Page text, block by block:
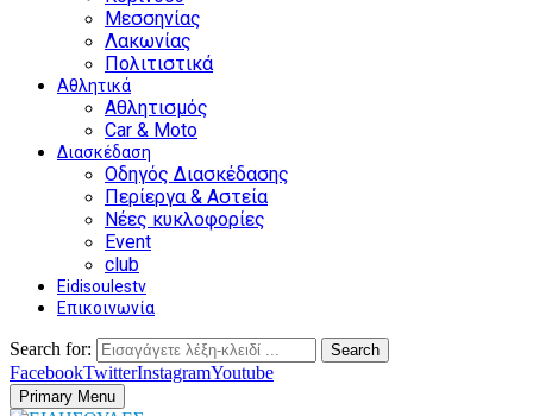
Μεσσηνίας
Λακωνίας
Πολιτιστικά
Αθλητικά
Αθλητισμός
Car & Moto
Διασκέδαση
Οδηγός Διασκέδασης
Περίεργα & Αστεία
Νέες κυκλοφορίες
Event
club
Eidisoulestv
Επικοινωνία
Search for: Search
FacebookTwitterInstagramYoutube
Primary Menu